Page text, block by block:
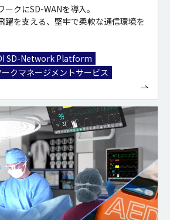
クにSD-WANを導入。
躍を支える、堅牢で柔軟な通信環境を
SD-Network Platform
クマネージメントサービス